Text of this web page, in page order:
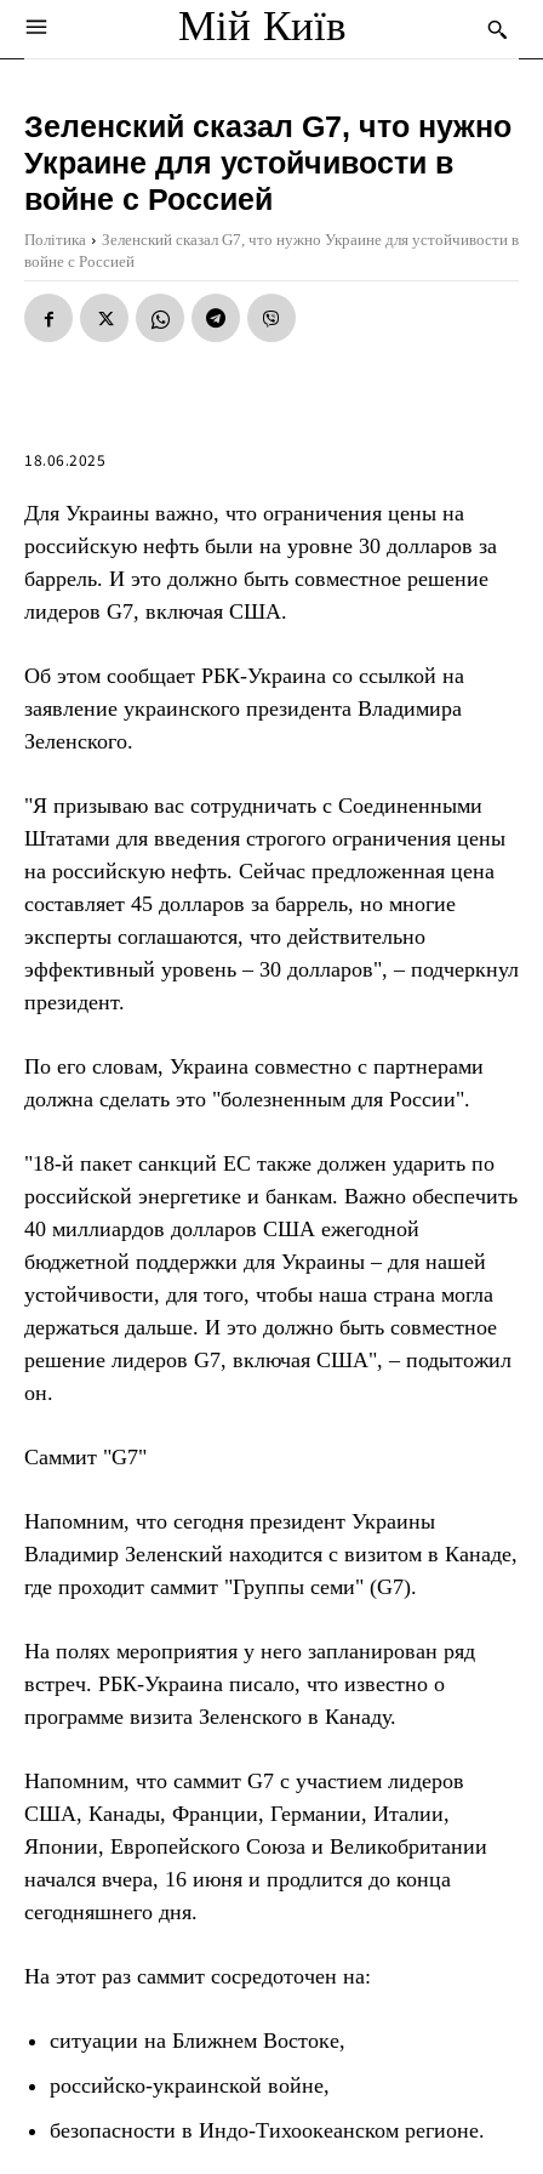
Мій Київ
Зеленский сказал G7, что нужно
Украине для устойчивости в
войне с Россией
Політика
Зеленский сказал G7, что нужно Украине для устойчивости в
войне с Россией
18.06.2025
Для Украины важно, что ограничения цены на
российскую нефть были на уровне 30 долларов за
баррель. И это должно быть совместное решение
лидеров G7, включая США.
Об этом сообщает РБК-Украина со ссылкой на
заявление украинского президента Владимира
Зеленского.
"Я призываю вас сотрудничать с Соединенными
Штатами для введения строгого ограничения цены
на российскую нефть. Сейчас предложенная цена
составляет 45 долларов за баррель, но многие
эксперты соглашаются, что действительно
эффективный уровень – 30 долларов", – подчеркнул
президент.
По его словам, Украина совместно с партнерами
должна сделать это "болезненным для России".
"18-й пакет санкций ЕС также должен ударить по
российской энергетике и банкам. Важно обеспечить
40 миллиардов долларов США ежегодной
бюджетной поддержки для Украины – для нашей
устойчивости, для того, чтобы наша страна могла
держаться дальше. И это должно быть совместное
решение лидеров G7, включая США", – подытожил
он.
Саммит "G7"
Напомним, что сегодня президент Украины
Владимир Зеленский находится с визитом в Канаде,
где проходит саммит "Группы семи" (G7).
На полях мероприятия у него запланирован ряд
встреч. РБК-Украина писало, что известно о
программе визита Зеленского в Канаду.
Напомним, что саммит G7 с участием лидеров
США, Канады, Франции, Германии, Италии,
Японии, Европейского Союза и Великобритании
начался вчера, 16 июня и продлится до конца
сегодняшнего дня.
На этот раз саммит сосредоточен на:
ситуации на Ближнем Востоке,
российско-украинской войне,
безопасности в Индо-Тихоокеанском регионе.